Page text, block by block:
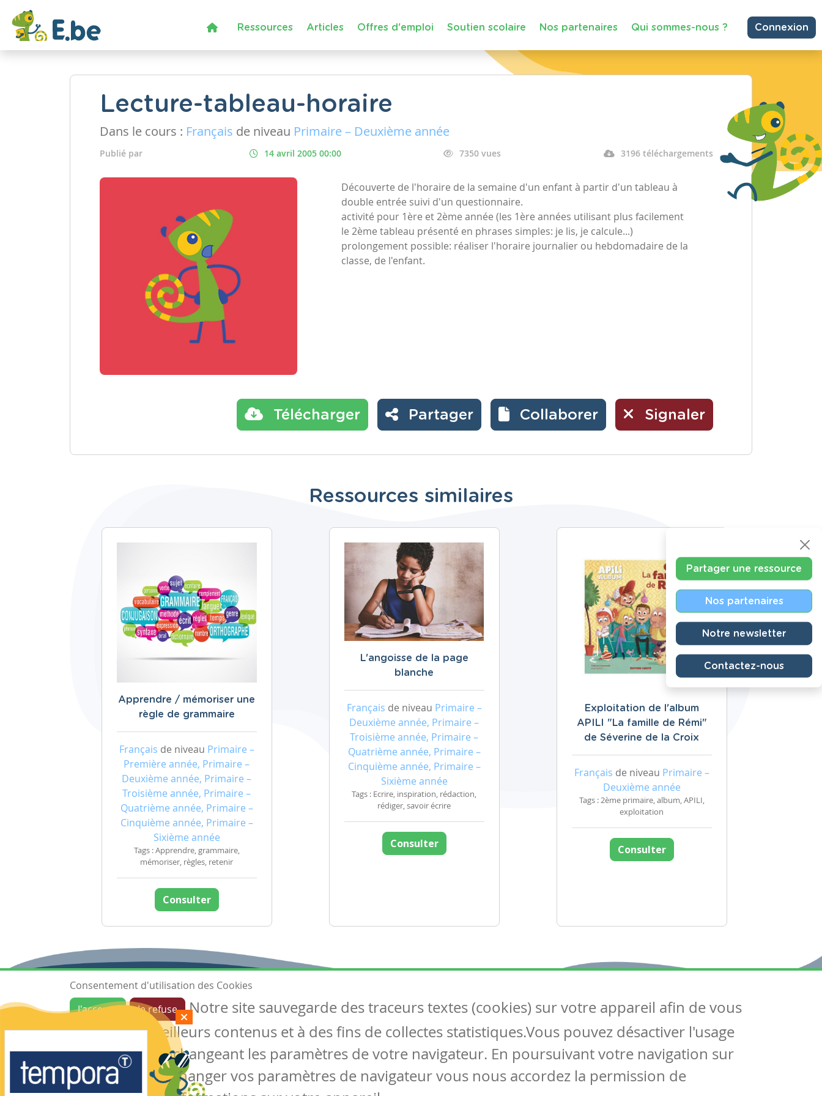
Ressources Articles Offres d'emploi Soutien scolaire Nos partenaires Qui sommes-nous ? Connexion
Lecture-tableau-horaire
Dans le cours : Français de niveau Primaire – Deuxième année
Publié par 14 avril 2005 00:00 7350 vues 3196 téléchargements
Découverte de l'horaire de la semaine d'un enfant à partir d'un tableau à
double entrée suivi d'un questionnaire.
activité pour 1ère et 2ème année (les 1ère années utilisant plus facilement
le 2ème tableau présenté en phrases simples: je lis, je calcule...)
prolongement possible: réaliser l'horaire journalier ou hebdomadaire de la
classe, de l'enfant.
Télécharger Partager Collaborer Signaler
Ressources similaires
Apprendre / mémoriser une
règle de grammaire
Français de niveau Primaire –
Première année, Primaire –
Deuxième année, Primaire –
Troisième année, Primaire –
Quatrième année, Primaire –
Cinquième année, Primaire –
Sixième année
Tags : Apprendre, grammaire,
mémoriser, règles, retenir
Consulter
L'angoisse de la page
blanche
Français de niveau Primaire –
Deuxième année, Primaire –
Troisième année, Primaire –
Quatrième année, Primaire –
Cinquième année, Primaire –
Sixième année
Tags : Ecrire, inspiration, rédaction,
rédiger, savoir écrire
Consulter
Exploitation de l'album
APILI "La famille de Rémi"
de Séverine de la Croix
Français de niveau Primaire –
Deuxième année
Tags : 2ème primaire, album, APILI,
exploitation
Consulter
Partager une ressource
Nos partenaires
Notre newsletter
Contactez-nous
Ressources
Les ressources
Créer une ressource
Mes ressources
Articles
Tous les articles
Articles DYS
Circulaires
Suivez-nous
Contactez-nous
Soutien scolaire
Consentement d'utilisation des Cookies
J'accepte
Je refuse
Notre site sauvegarde des traceurs textes (cookies) sur votre appareil afin de vous
garantir de meilleurs contenus et à des fins de collectes statistiques.Vous pouvez désactiver l'usage
des cookies en changeant les paramètres de votre navigateur. En poursuivant votre navigation sur
notre site sans changer vos paramètres de navigateur vous nous accordez la permission de